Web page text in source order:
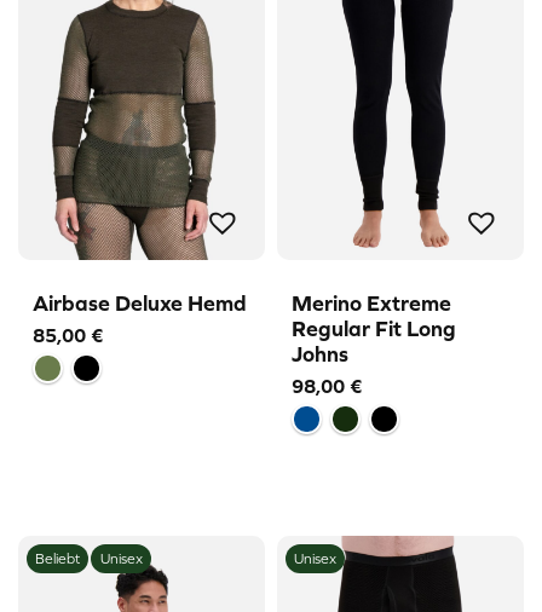
Airbase Deluxe Hemd
85,00 €
Merino Extreme
Regular Fit Long
Johns
98,00 €
Beliebt Unisex Unisex